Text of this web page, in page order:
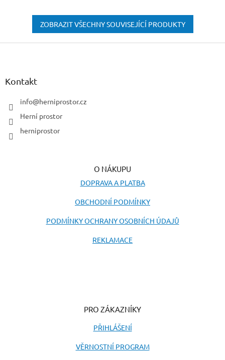
ZOBRAZIT VŠECHNY SOUVISEJÍCÍ PRODUKTY
Z
Kontakt
info@herniprostor.cz
Herní prostor
herniprostor
O NÁKUPU
DOPRAVA A PLATBA
OBCHODNÍ PODMÍNKY
PODMÍNKY OCHRANY OSOBNÍCH ÚDAJŮ
REKLAMACE
PRO ZÁKAZNÍKY
PŘIHLÁŠENÍ
VĚRNOSTNÍ PROGRAM